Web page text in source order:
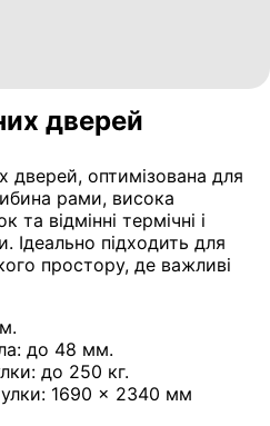
дверей
дверей, оптимізована для
рами, висока
та відмінні термічні і
Ідеально підходить для
простору, де важливі
до 48 мм.
до 250 кг.
1690 × 2340 мм